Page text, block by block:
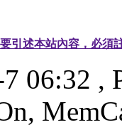
引述本站內容，必須
06:32 ,